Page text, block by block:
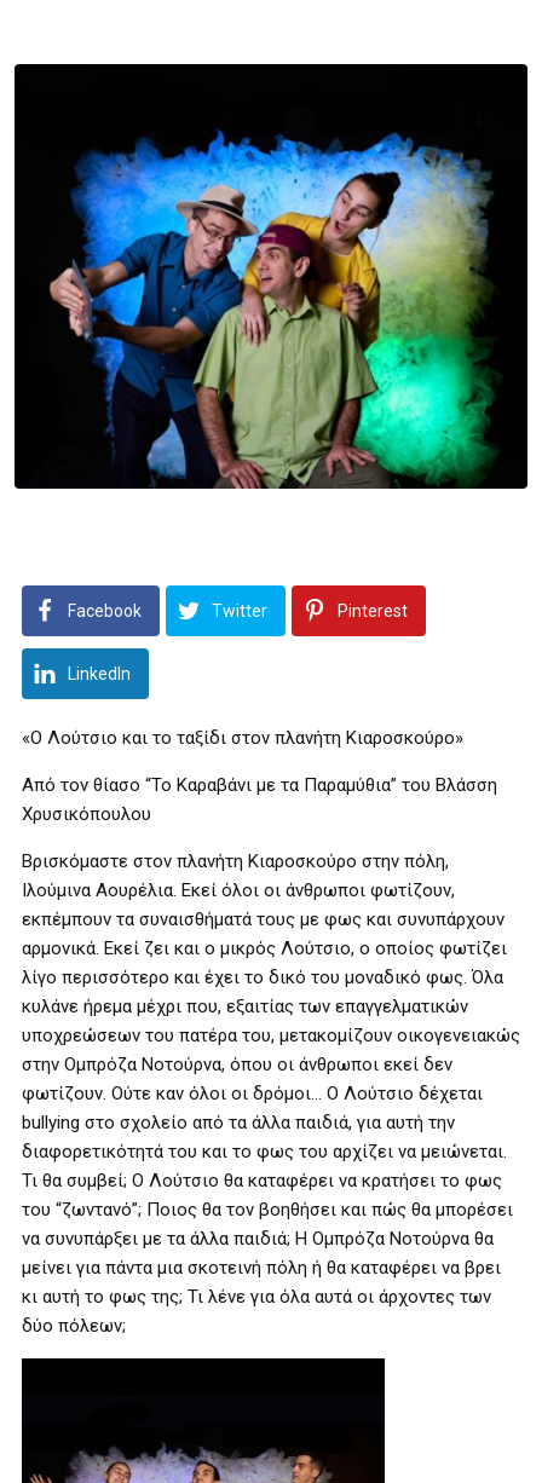
Facebook Twitter Pinterest
LinkedIn
«Ο Λούτσιο και το ταξίδι στον πλανήτη Κιαροσκούρο»
Από τον θίασο “Το Καραβάνι με τα Παραμύθια” του Βλάσση
Χρυσικόπουλου
Βρισκόμαστε στον πλανήτη Κιαροσκούρο στην πόλη,
Ιλούμινα Αουρέλια. Εκεί όλοι οι άνθρωποι φωτίζουν,
εκπέμπουν τα συναισθήματά τους με φως και συνυπάρχουν
αρμονικά. Εκεί ζει και ο μικρός Λούτσιο, ο οποίος φωτίζει
λίγο περισσότερο και έχει το δικό του μοναδικό φως. Όλα
κυλάνε ήρεμα μέχρι που, εξαιτίας των επαγγελματικών
υποχρεώσεων του πατέρα του, μετακομίζουν οικογενειακώς
στην Ομπρόζα Νοτούρνα, όπου οι άνθρωποι εκεί δεν
φωτίζουν. Ούτε καν όλοι οι δρόμοι… Ο Λούτσιο δέχεται
bullying στο σχολείο από τα άλλα παιδιά, για αυτή την
διαφορετικότητά του και το φως του αρχίζει να μειώνεται.
Τι θα συμβεί; Ο Λούτσιο θα καταφέρει να κρατήσει το φως
του “ζωντανό”; Ποιος θα τον βοηθήσει και πώς θα μπορέσει
να συνυπάρξει με τα άλλα παιδιά; Η Ομπρόζα Νοτούρνα θα
μείνει για πάντα μια σκοτεινή πόλη ή θα καταφέρει να βρει
κι αυτή το φως της; Τι λένε για όλα αυτά οι άρχοντες των
δύο πόλεων;